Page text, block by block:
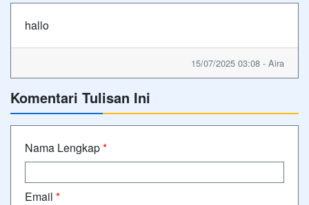
hallo
15/07/2025 03:08 - Aira
Komentari Tulisan Ini
Nama Lengkap*
Email *